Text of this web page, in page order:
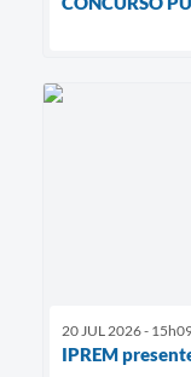
20 JUL 2026 -
IPREM